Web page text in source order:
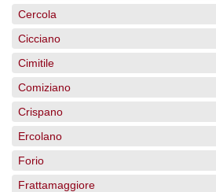
Cercola
Cicciano
Cimitile
Comiziano
Crispano
Ercolano
Forio
Frattamaggiore